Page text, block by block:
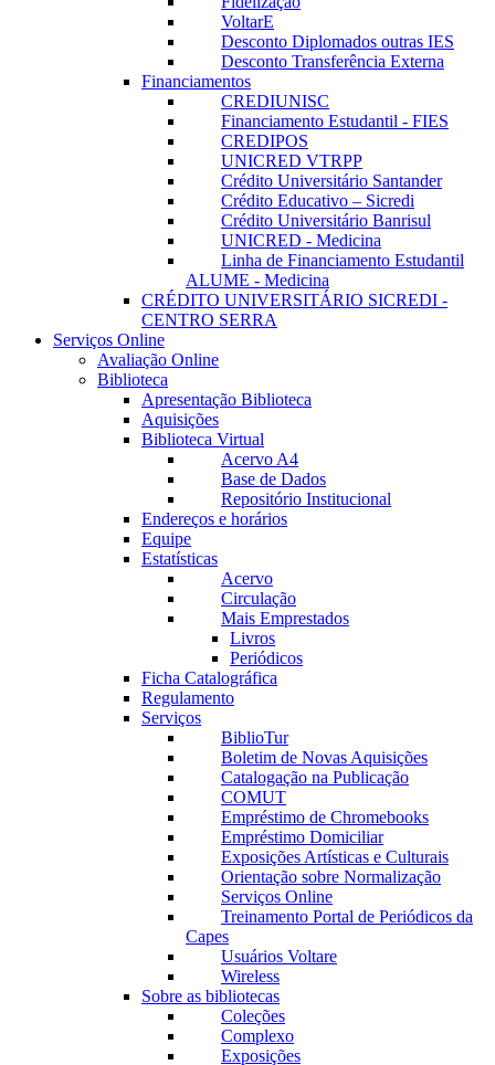
VoltarE
Desconto Diplomados outras IES
Desconto Transferência Externa
Financiamentos
CREDIUNISC
Financiamento Estudantil - FIES
CREDIPOS
UNICRED VTRPP
Crédito Universitário Santander
Crédito Educativo – Sicredi
Crédito Universitário Banrisul
UNICRED - Medicina
Linha de Financiamento Estudantil
ALUME - Medicina
CRÉDITO UNIVERSITÁRIO SICREDI -
CENTRO SERRA
Serviços Online
Avaliação Online
Biblioteca
Apresentação Biblioteca
Aquisições
Biblioteca Virtual
Acervo A4
Base de Dados
Repositório Institucional
Endereços e horários
Equipe
Estatísticas
Acervo
Circulação
Mais Emprestados
Livros
Periódicos
Ficha Catalográfica
Regulamento
Serviços
BiblioTur
Boletim de Novas Aquisições
Catalogação na Publicação
COMUT
Empréstimo de Chromebooks
Empréstimo Domiciliar
Exposições Artísticas e Culturais
Orientação sobre Normalização
Serviços Online
Treinamento Portal de Periódicos da
Capes
Usuários Voltare
Wireless
Sobre as bibliotecas
Coleções
Complexo
Exposições